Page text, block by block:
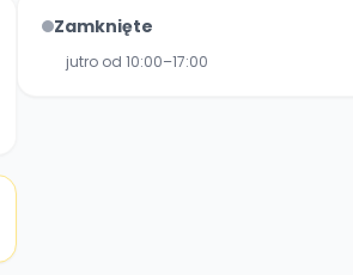
Zamknięte
jutro od 10:00–17:00